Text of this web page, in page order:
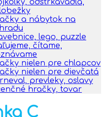
odstrkavadla,
a nábytok na
lego, puzzle
čítame,
nielen pre chlapcov
nielen pre dievčatá
prevleky, oslavy
hračky, tovar
C